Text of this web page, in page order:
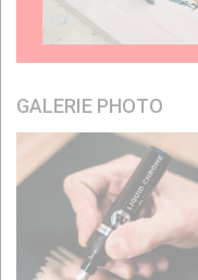
GALERIE PHOTO